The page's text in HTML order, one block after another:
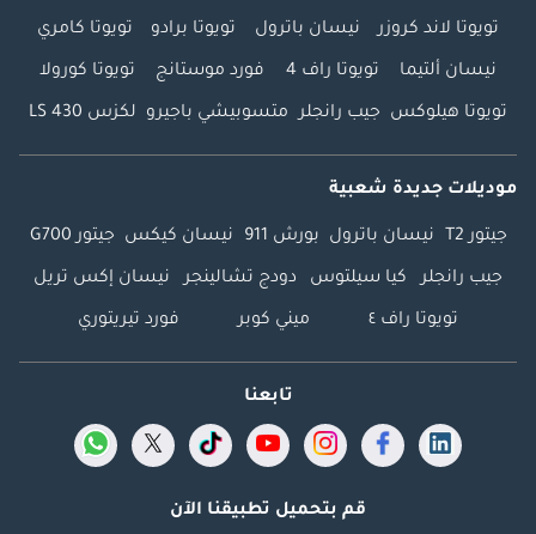
تويوتا لاند كروزر نيسان باترول تويوتا برادو تويوتا كامري
نيسان ألتيما تويوتا راف 4 فورد موستانج تويوتا كورولا
تويوتا هيلوكس جيب رانجلر متسوبيشي باجيرو لكزس LS 430
موديلات جديدة شعبية
جيتور T2 نيسان باترول بورش 911 نيسان كيكس جيتور G700
جيب رانجلر كيا سيلتوس دودج تشالينجر نيسان إكس تريل
تويوتا راف ٤ ميني كوبر فورد تيريتوري
تابعنا
قم بتحميل تطبيقنا الآن